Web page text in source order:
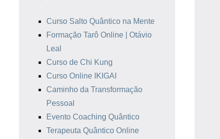
Curso Salto Quântico na Mente
Formação Tarô Online | Otávio
Leal
Curso de Chi Kung
Curso Online IKIGAI
Caminho da Transformação
Pessoal
Evento Coaching Quântico
Terapeuta Quântico Online